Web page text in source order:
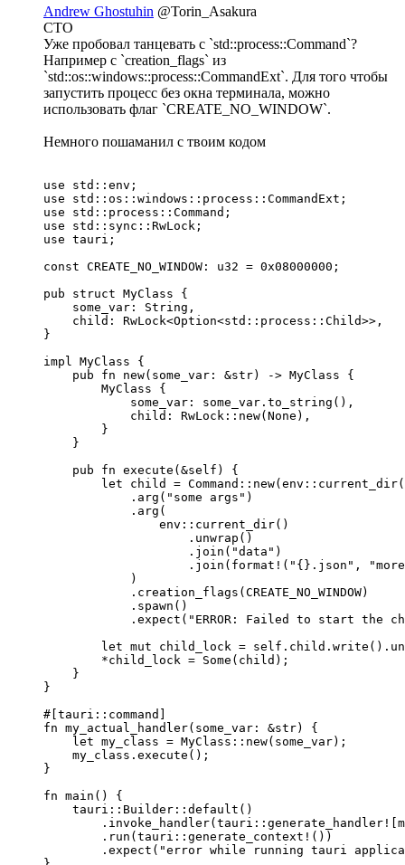
Andrew Ghostuhin @Torin_Asakura
CTO
Уже пробовал танцевать с `std::process::Command`?
Например с `creation_flags` из
`std::os::windows::process::CommandExt`. Для того чтобы
запустить процесс без окна терминала, можно
использовать флаг `CREATE_NO_WINDOW`.
Немного пошаманил с твоим кодом
use std::env;
use std::os::windows::process::CommandExt;
use std::process::Command;
use std::sync::RwLock;
use tauri;
const CREATE_NO_WINDOW: u32 = 0x08000000;
pub struct MyClass {
    some_var: String,
    child: RwLock<Option<std::process::Child>>,
}
impl MyClass {
    pub fn new(some_var: &str) -> MyClass {
        MyClass {
            some_var: some_var.to_string(),
            child: RwLock::new(None),
        }
    }
    pub fn execute(&self) {
let child =
            .arg("some args")
            .arg(
                env::current_dir()
                    .unwrap()
                    .join("data")
.join(format!("{}.json",
            )
            .creation_flags(CREATE_NO_WINDOW)
            .spawn()
.expect("ERROR: Failed to start the
let mut child_lock =
        *child_lock = Some(child);
    }
}
#[tauri::command]
fn my_actual_handler(some_var: &str) {
    let my_class = MyClass::new(some_var);
    my_class.execute();
}
fn main() {
    tauri::Builder::default()
        .run(tauri::generate_context!())
.expect("error while running tauri